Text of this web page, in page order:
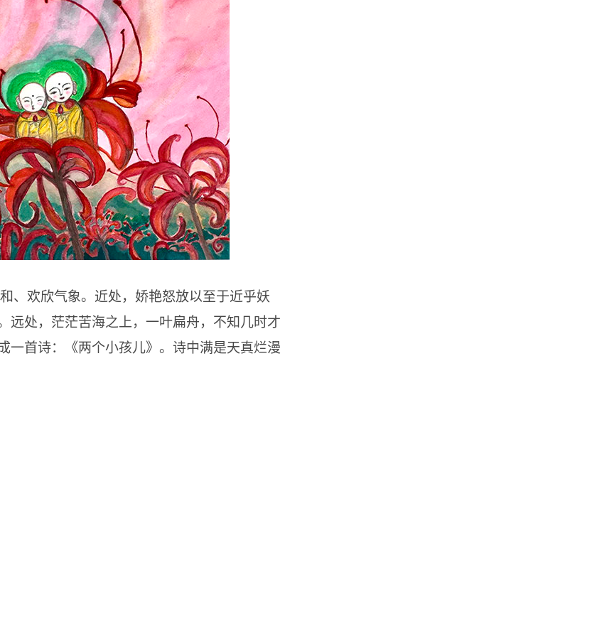
、欢欣气象。近处，娇艳怒放以至于近乎妖
远处，茫茫苦海之上，一叶扁舟，不知几时才
一首诗：《两个小孩儿》。诗中满是天真烂漫